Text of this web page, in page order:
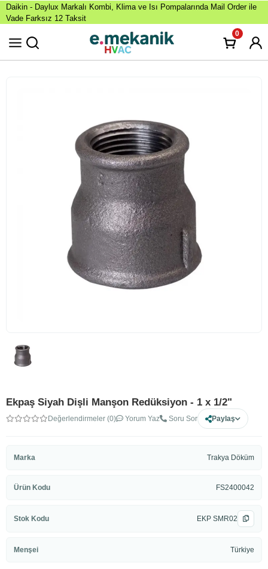
Daikin - Daylux Markalı Kombi, Klima ve Isı Pompalarında Mail Order ile
Vade Farksız 12 Taksit
0
Ekpaş Siyah Dişli Manşon Redüksiyon - 1 x 1/2"
Değerlendirmeler (0) Yorum Yaz Soru Sor Paylaş
Marka Trakya Döküm
Ürün Kodu FS2400042
Stok Kodu EKP SMR02
Menşei Türkiye